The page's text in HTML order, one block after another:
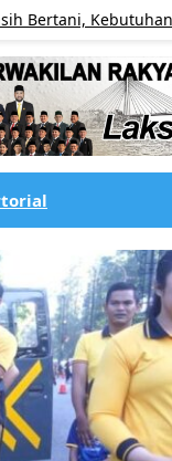
Air